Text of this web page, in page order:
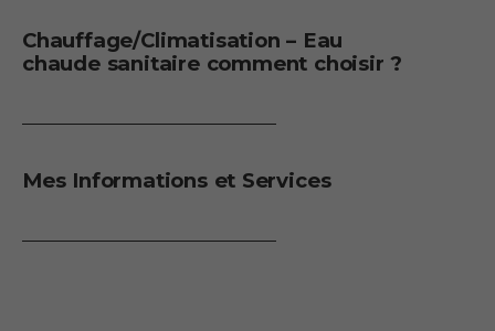
Chauffage/Climatisation – Eau
chaude sanitaire comment choisir ?
Mes Informations et Services